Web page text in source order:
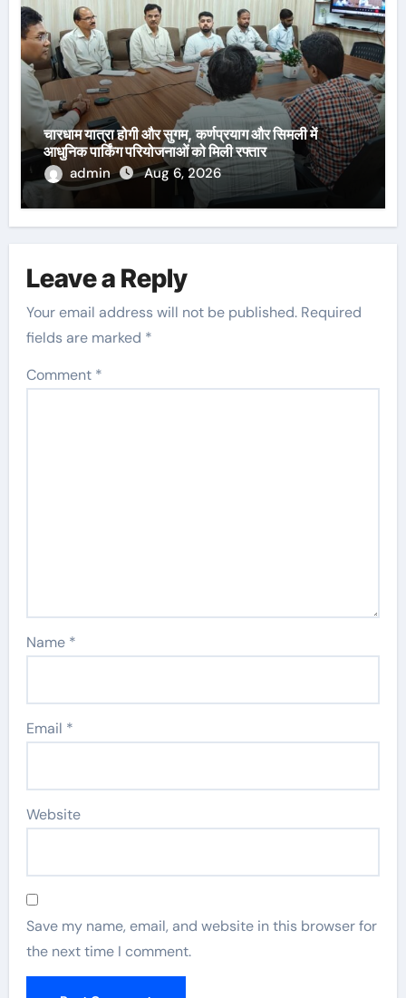
चारधाम यात्रा होगी और सुगम, कर्णप्रयाग और सिमली में
आधुनिक पार्किंग परियोजनाओं को मिली रफ्तार
admin
Aug 6, 2026
Leave a Reply
Your email address will not be published. Required
fields are marked *
Comment *
Name *
Email *
Website
Save my name, email, and website in this browser for
the next time I comment.